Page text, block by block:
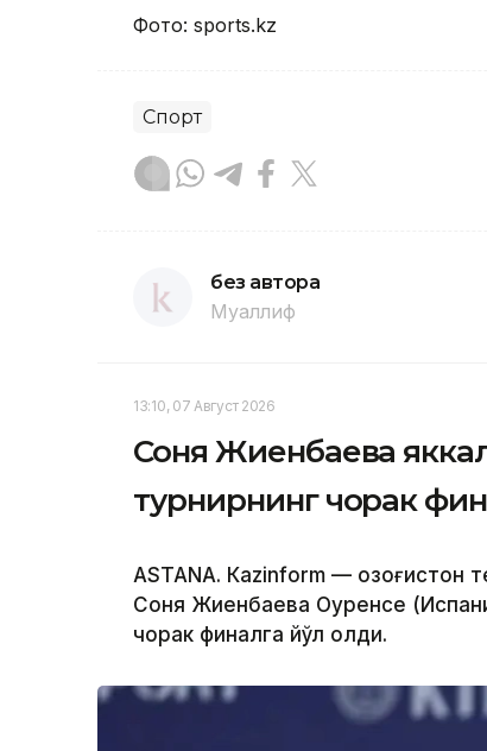
Фото: sports.kz
Спорт
без автора
Муаллиф
13:10, 07 Август 2026
Соня Жиенбаева
турнирнинг чорак
ASTANА. Кazinform — Қозоғистон
Соня Жиенбаева Оуренсе
чорак финалга йўл олди.